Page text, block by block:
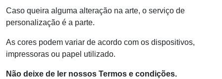
Caso queira alguma alteração na arte, o serviço de
personalização é a parte.
As cores podem variar de acordo com os dispositivos,
impressoras ou papel utilizado.
Não deixe de ler nossos Termos e condições.